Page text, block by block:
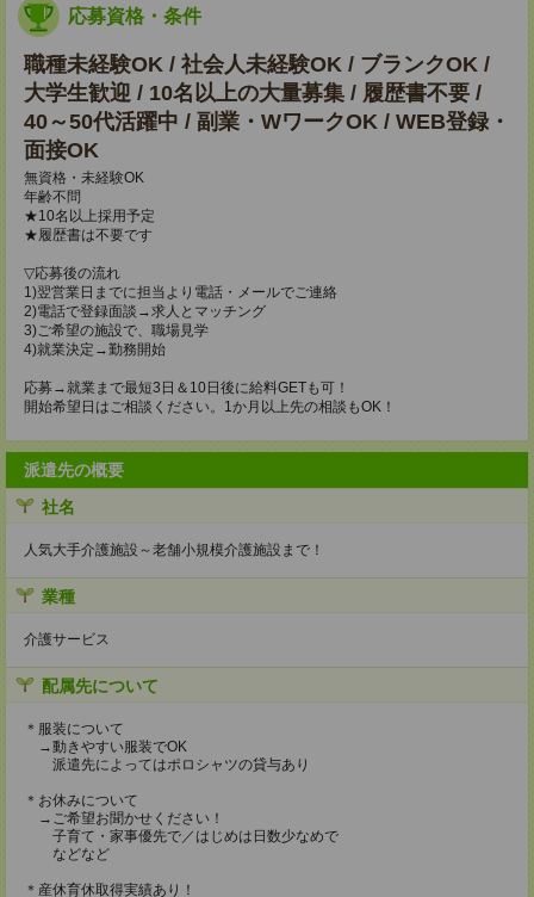
応募資格・条件
職種未経験OK / 社会人未経験OK / ブランクOK /
大学生歓迎 / 10名以上の大量募集 / 履歴書不要 /
40～50代活躍中 / 副業・WワークOK / WEB登録・
面接OK
無資格・未経験OK
年齢不問
★10名以上採用予定
★履歴書は不要です
▽応募後の流れ
1)翌営業日までに担当より電話・メールでご連絡
2)電話で登録面談→求人とマッチング
3)ご希望の施設で、職場見学
4)就業決定→勤務開始
応募→就業まで最短3日＆10日後に給料GETも可！
開始希望日はご相談ください。1か月以上先の相談もOK！
派遣先の概要
社名
人気大手介護施設～老舗小規模介護施設まで！
業種
介護サービス
配属先について
＊服装について
→動きやすい服装でOK
派遣先によってはポロシャツの貸与あり
＊お休みについて
→ご希望お聞かせください！
子育て・家事優先で／はじめは日数少なめで
などなど
＊産休育休取得実績あり！